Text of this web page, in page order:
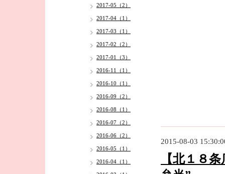
2015-08-03
【北１８
2017-05（2）
2017-04（1）
2017-03（1）
2017-02（2）
2017-01（3）
2016-11（1）
2016-10（1）
2016-09（2）
2016-08（1）
2016-07（2）
2016-06（2）
2016-05（1）
2016-04（1）